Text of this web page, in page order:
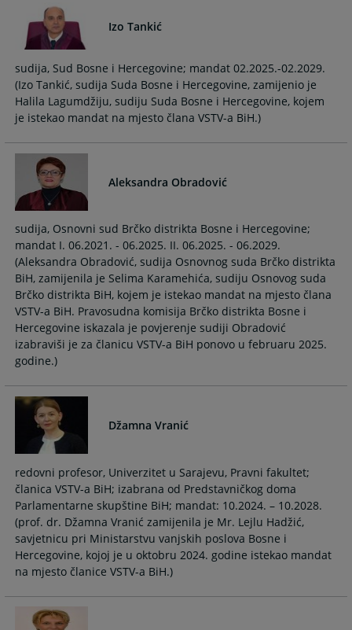
Izo Tankić
sudija, Sud Bosne i Hercegovine; mandat 02.2025.-02.2029.
(Izo Tankić, sudija Suda Bosne i Hercegovine, zamijenio je
Halila Lagumdžiju, sudiju Suda Bosne i Hercegovine, kojem
je istekao mandat na mjesto člana VSTV-a BiH.)
Aleksandra Obradović
sudija, Osnovni sud Brčko distrikta Bosne i Hercegovine;
mandat I. 06.2021. - 06.2025. II. 06.2025. - 06.2029.
(Aleksandra Obradović, sudija Osnovnog suda Brčko distrikta
BiH, zamijenila je Selima Karamehića, sudiju Osnovog suda
Brčko distrikta BiH, kojem je istekao mandat na mjesto člana
VSTV-a BiH. Pravosudna komisija Brčko distrikta Bosne i
Hercegovine iskazala je povjerenje sudiji Obradović
izabraviši je za članicu VSTV-a BiH ponovo u februaru 2025.
godine.)
Džamna Vranić
redovni profesor, Univerzitet u Sarajevu, Pravni fakultet;
članica VSTV-a BiH; izabrana od Predstavničkog doma
Parlamentarne skupštine BiH; mandat: 10.2024. – 10.2028.
(prof. dr. Džamna Vranić zamijenila je Mr. Lejlu Hadžić,
savjetnicu pri Ministarstvu vanjskih poslova Bosne i
Hercegovine, kojoj je u oktobru 2024. godine istekao mandat
na mjesto članice VSTV-a BiH.)